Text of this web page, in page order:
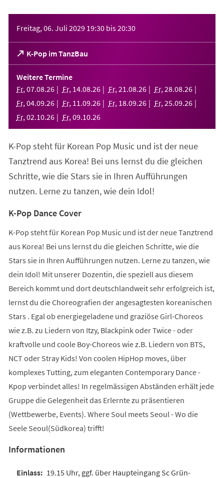
Freitag, 06. Juli 2029 19:30 bis20:30
K-Pop im TanzBau
(Öffnet
in
einem
neuen
Tab)
Weitere Termine
Fr, 07.08.26 Fr, 14.08.26 Fr, 21 .08.26 Fr, 28.08.26
Fr, 04.09.26 Fr, 11 .09.26 Fr, 18.09.26 Fr, 25.09.26
Fr, 02.10.26 Fr, 09.10.26
K-Pop steht für Korean Pop Music und ist der neue
Tanztrend aus Korea! Bei uns lernst du die gleichen
Schritte, wie die Stars sie in Ihren Aufführungen
nutzen. Lerne zu tanzen, wie dein Idol!
K-Pop Dance Cover
K-Pop steht für Korean Pop Music und ist der neue Tanztrend
aus Korea! Bei uns lernst du die gleichen Schritte, wie die
Stars sie in Ihren Aufführungen nutzen. Lerne zu tanzen, wie
dein Idol! Mit unserer Dozentin, die speziell aus diesem
Bereich kommt und dort deutschlandweit sehr erfolgreich ist,
lernst du die Choreografien der angesagtesten koreanischen
Stars . Egal ob energiegeladene und graziöse Girl-Choreos
wie z.B. zu Liedern von Itzy, Blackpink oder Twice - oder
kraftvolle und coole Boy-Choreos wie z.B. Liedern von BTS,
NCT oder Stray Kids! Von coolen HipHop moves, über
komplexes Tutting, zum eleganten Contemporary Dance -
Kpop verbindet alles! In regelmässigen Abständen erhält jede
Gruppe die Gelegenheit das Erlernte zu präsentieren
(Wettbewerbe, Events). Where Soul meets Seoul - Wo die
Seele Seoul(Südkorea) trifft!
Informationen
19.15 Uhr, ggf. über Haupteingang Sc Grün-